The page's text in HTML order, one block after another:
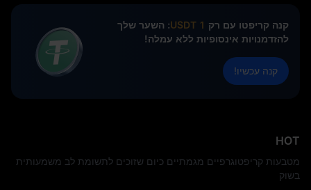
קנה קריפטו עם רק 1 USDT
: השער שלך
להזדמנויות אינסופיות ללא עמלה!
קנה עכשיו!
HOT
מטבעות קריפטוגרפיים מגמתיים כיום שזוכים לתשומת לב משמעותית
בשוק